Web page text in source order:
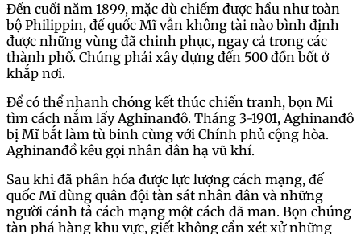
Đến cuối năm 1899, mặc dù chiếm được hầu như toàn
bộ Philippin, đế quốc Mĩ vẫn không tài nào bình định
được những vùng đã chinh phục, ngay cả trong các
thành phố. Chúng phải xây dựng đến 500 đồn bốt ở
khắp nơi.
Để có thể nhanh chóng kết thúc chiến tranh, bọn Mi
tìm cách nắm lấy Aghinanđô. Tháng 3-1901, Aghinanđô
bị Mĩ bắt làm tù binh cùng với Chính phủ cộng hòa.
Aghinanđồ kêu gọi nhân dân hạ vũ khí.
Sau khi đã phân hóa được lực lượng cách mạng, đế
quốc Mĩ dùng quân đội tàn sát nhân dân và những
người cánh tả cách mạng một cách dã man. Bọn chúng
tàn phá hàng khu vực, giết không cần xét xử những